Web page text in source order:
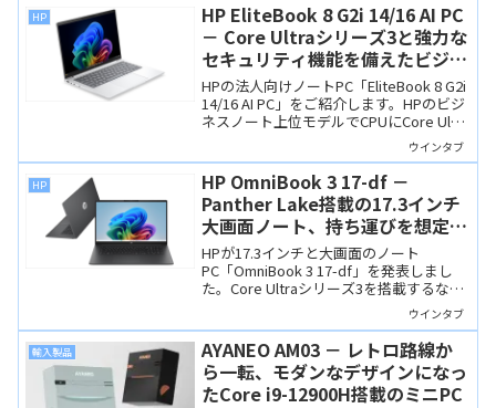
HP
HP EliteBook 8 G2i 14/16 AI PC
－ Core Ultraシリーズ3と強力な
セキュリティ機能を備えたビジネ
スノート上位モデル
HPの法人向けノートPC「EliteBook 8 G2i
14/16 AI PC」をご紹介します。HPのビジ
ネスノート上位モデルでCPUにCore Ultra
シリーズ3を搭載し、強力なセキュリティ
ウインタブ
HP
HP OmniBook 3 17-df －
Panther Lake搭載の17.3インチ
大画面ノート、持ち運びを想定し
ないならこのサイズが最高！
HPが17.3インチと大画面のノート
PC「OmniBook 3 17-df」を発表しまし
た。Core Ultraシリーズ3を搭載するなど
スペックもよく、持ち運びを想定せず、
自宅やオフィスでじっくり作業をしたい
人にぴったりの製品です。
ウインタブ
輸入製品
AYANEO AM03 － レトロ路線か
ら一転、モダンなデザインになっ
たCore i9-12900H搭載のミニPC